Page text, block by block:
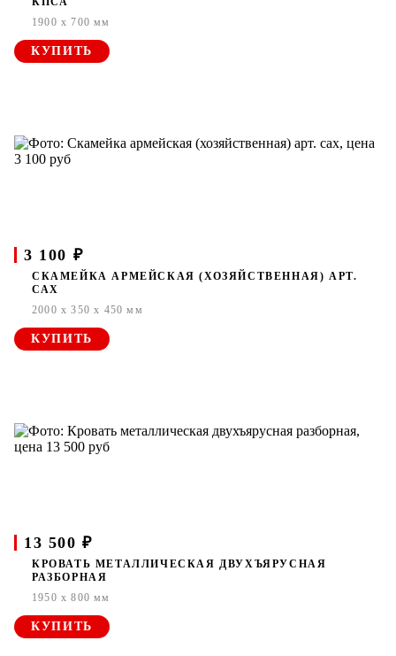
1900 x 700 мм
КУПИТЬ
3 100 ₽
СКАМЕЙКА АРМЕЙСКАЯ (ХОЗЯЙСТВЕННАЯ) АРТ.
САХ
2000 x 350 x 450 мм
КУПИТЬ
13 500 ₽
КРОВАТЬ МЕТАЛЛИЧЕСКАЯ ДВУХЪЯРУСНАЯ
РАЗБОРНАЯ
1950 x 800 мм
КУПИТЬ